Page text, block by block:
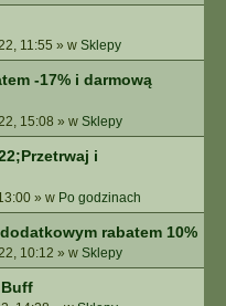
11:55 » w Sklepy
-17% i darmową
15:08 » w Sklepy
i
» w Po godzinach
rabatem 10%
10:12 » w Sklepy